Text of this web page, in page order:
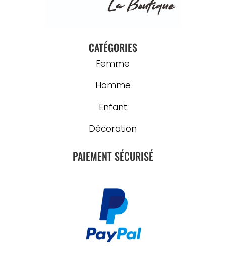
CATÉGORIES
Femme
Homme
Enfant
Décoration
PAIEMENT SÉCURISÉ